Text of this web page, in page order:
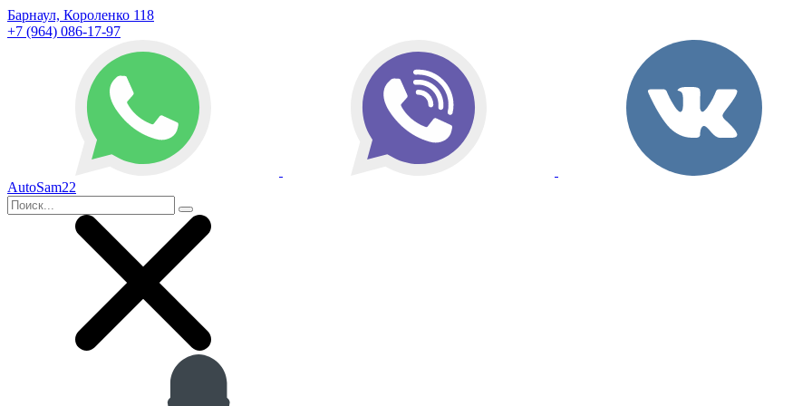
Барнаул, Короленко 118
+7 (964) 086-17-97
AutoSam22